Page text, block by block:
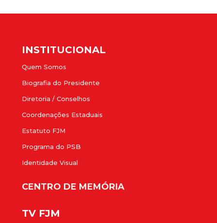
INSTITUCIONAL
Quem Somos
Biografia do Presidente
Diretoria / Conselhos
Coordenações Estaduais
Estatuto FJM
Programa do PSB
Identidade Visual
CENTRO DE MEMÓRIA
TV FJM